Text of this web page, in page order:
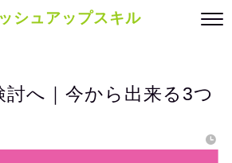
シュアップスキル
討へ｜今から出来る3つ